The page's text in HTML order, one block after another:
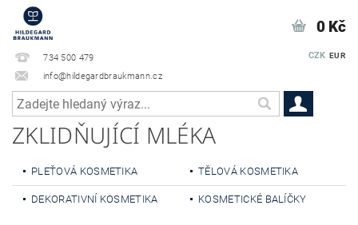
734 500 479
info@hildegardbraukmann.cz
CZK EUR
0 Kč
ZKLIDŇUJÍCÍ MLÉKA
PLEŤOVÁ KOSMETIKA TĚLOVÁ KOSMETIKA
DEKORATIVNÍ KOSMETIKA KOSMETICKÉ BALÍČKY